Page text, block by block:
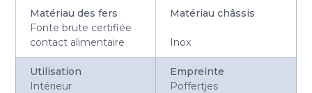
Matériau des fers
Fonte brute certifiée
contact alimentaire
Matériau châssis
Inox
Utilisation
Intérieur
Empreinte
Poffertjes